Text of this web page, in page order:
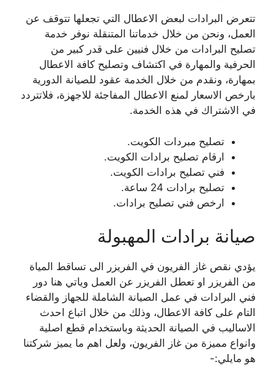
تتعرض البرادات لبعض الاعطال التي تجعلها تتوقف عن
العمل، ونحن من خلال خدماتنا المتنقلة نوفر خدمة
تصليح البرادات من خلال فنيين على قدر كبير من
الحرفية والمهارة في اكتشاف وتصليح كافة الاعطال
بمهارة، ونقدم من خلال الخدمة عقود للصيانة الدورية
بارخص الاسعار لمنع الاعطال المفاجئة للاجهزة، فلاتتردد
في الاشتراك في هذه الخدمة.
تصليح مبردات الكويت.
ارقام تصليح برادات الكويت.
فني تصليح برادات الكويت.
تصليح برادات 24 ساعة.
ارخص فني تصليح برادات.
صيانة برادات المهبولة
يؤدي نقص غاز الفريون في الفريزر الى تساقط المياة
من الفريزر او تعطل الفريزر عن العمل وياتي هنا دور
فني البرادات في عمل الصيانة الشاملة للجهاز والقضاء
التام على كافة الاعطال، وذلك من خلال اتباع احدث
الاساليب في الصيانة الحديثة وباستخدام قطع اصلية
وانواع مميزة من غاز الفريون، ولعل اهم ما يميز شركتنا
هو مايلي:-